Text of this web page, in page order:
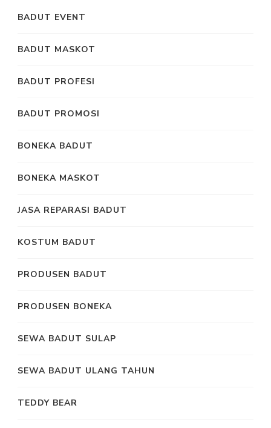
BADUT EVENT
BADUT MASKOT
BADUT PROFESI
BADUT PROMOSI
BONEKA BADUT
BONEKA MASKOT
JASA REPARASI BADUT
KOSTUM BADUT
PRODUSEN BADUT
PRODUSEN BONEKA
SEWA BADUT SULAP
SEWA BADUT ULANG TAHUN
TEDDY BEAR